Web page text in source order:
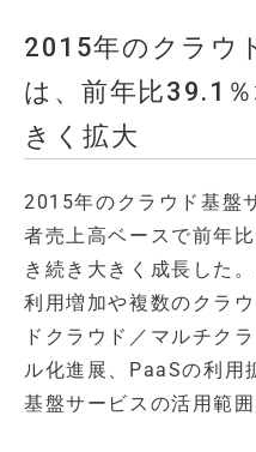
2015年のクラウ
は、前年比39.1
きく拡大
2015年のクラウド基盤
者売上高ベースで前年
き続き大きく成長した
利用増加や複数のクラ
ドクラウド／マルチク
ル化進展、PaaSの利用
基盤サービスの活用範